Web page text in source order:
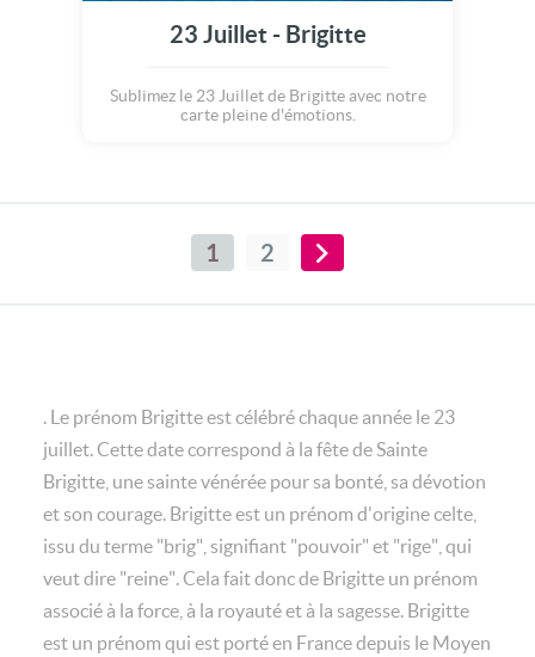
23 Juillet - Brigitte
Sublimez le 23 Juillet de Brigitte avec notre
carte pleine d'émotions.
1 2
. Le prénom Brigitte est célébré chaque année le 23
juillet. Cette date correspond à la fête de Sainte
Brigitte, une sainte vénérée pour sa bonté, sa dévotion
et son courage. Brigitte est un prénom d'origine celte,
issu du terme "brig", signifiant "pouvoir" et "rige", qui
veut dire "reine". Cela fait donc de Brigitte un prénom
associé à la force, à la royauté et à la sagesse. Brigitte
est un prénom qui est porté en France depuis le Moyen